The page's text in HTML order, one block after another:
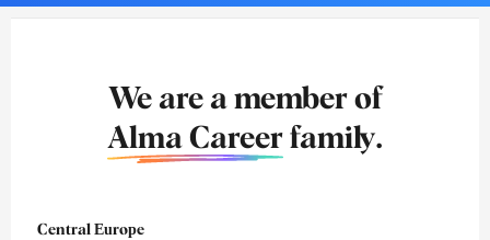
We are a member of
Alma Career family.
Central Europe